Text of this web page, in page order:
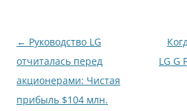
Навигация
по
записям
← Руководство LG
отчиталась перед
акционерами: Чистая
прибыль $104 млн.
LG G